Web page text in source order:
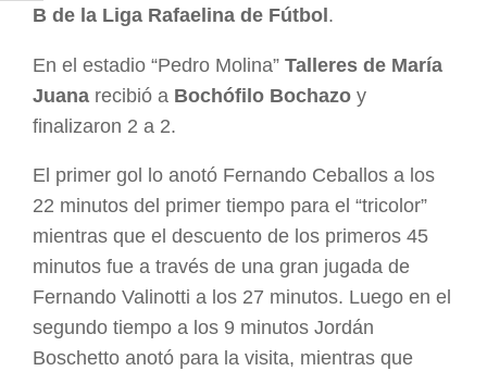
B de la Liga Rafaelina de Fútbol.
En el estadio “Pedro Molina” Talleres de María
Juana recibió a Bochófilo Bochazo y
finalizaron 2 a 2.
El primer gol lo anotó Fernando Ceballos a los
22 minutos del primer tiempo para el “tricolor”
mientras que el descuento de los primeros 45
minutos fue a través de una gran jugada de
Fernando Valinotti a los 27 minutos. Luego en el
segundo tiempo a los 9 minutos Jordán
Boschetto anotó para la visita, mientras que